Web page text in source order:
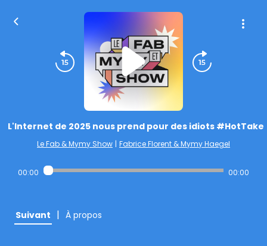
L'Internet de 2025 nous prend pour des idiots #HotTake
Le Fab & Mymy Show | Fabrice Florent & Mymy Haegel
00:00 00:00
Suivant | À propos